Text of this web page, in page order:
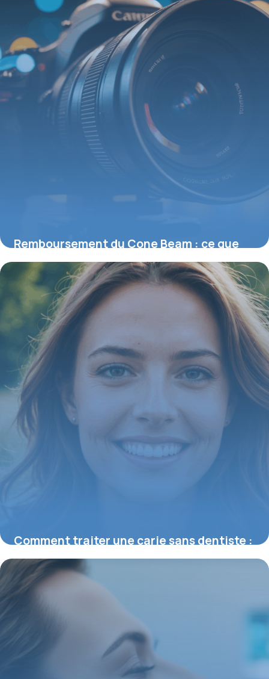
Remboursement du Cone Beam : ce que
vous devez savoir sur cette imagerie
avancée
25 août 2025
Comment traiter une carie sans dentiste :
méthodes naturelles efficaces
21 août 2025